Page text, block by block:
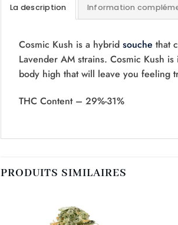
La description Information
Cosmic Kush is a hybrid souche that
Lavender AM strains. Cosmic Kush
body high that will leave you feeling
THC Content – 29%-31%
PRODUITS SIMILAIRES